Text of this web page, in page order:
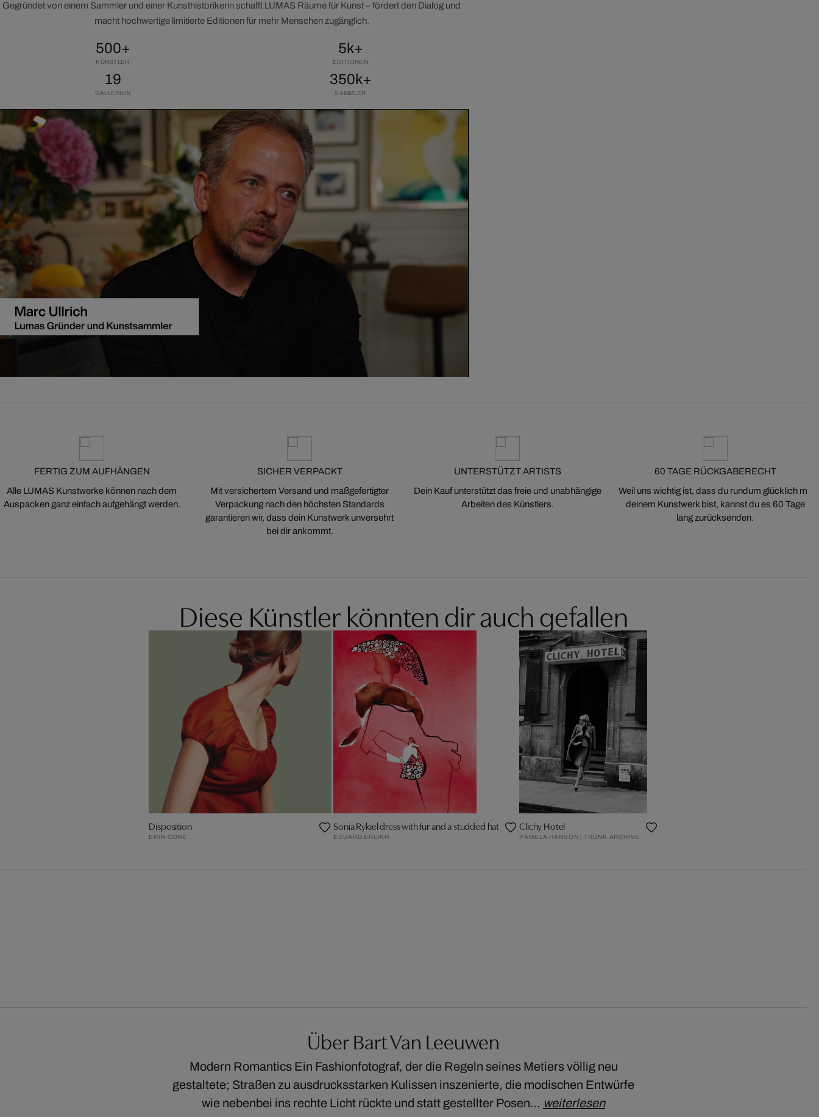
Gegründet von einem Sammler und einer Kunsthistorikerin schafft LUMAS Räume für Kunst – fördert den Dialog und
macht hochwertige limitierte Editionen für mehr Menschen zugänglich.
500+
KÜNSTLER
5k+
EDITIONEN
19
GALLERIEN
350k+
SAMMLER
FERTIG ZUM AUFHÄNGEN
Alle LUMAS Kunstwerke können nach dem
Auspacken ganz einfach aufgehängt werden.
SICHER VERPACKT
Mit versichertem Versand und maßgefertigter
Verpackung nach den höchsten Standards
garantieren wir, dass dein Kunstwerk unversehrt
bei dir ankommt.
UNTERSTÜTZT ARTISTS
Dein Kauf unterstützt das freie und unabhängige
Arbeiten des Künstlers.
60 TAGE RÜCKGABERECHT
Weil uns wichtig ist, dass du rundum glücklich mit
deinem Kunstwerk bist, kannst du es 60 Tage
lang zurücksenden.
Diese Künstler könnten dir auch gefallen
Disposition
ERIN CONE
Sonia Rykiel dress with fur and a studded hat
EDUARD ERLIKH
Clichy Hotel
PAMELA HANSON | TRUNK ARCHIVE
Über Bart Van Leeuwen
Modern Romantics Ein Fashionfotograf, der die Regeln seines Metiers völlig neu
gestaltete; Straßen zu ausdrucksstarken Kulissen inszenierte, die modischen Entwürfe
wie nebenbei ins rechte Licht rückte und statt gestellter Posen… weiterlesen